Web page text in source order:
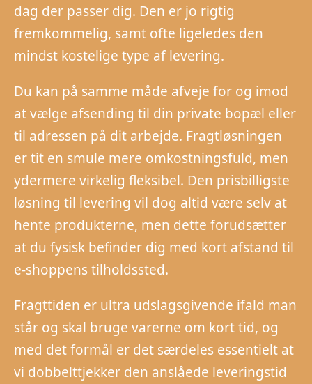
dag der passer dig. Den er jo rigtig
fremkommelig, samt ofte ligeledes den
mindst kostelige type af levering.
Du kan på samme måde afveje for og imod
at vælge afsending til din private bopæl eller
til adressen på dit arbejde. Fragtløsningen
er tit en smule mere omkostningsfuld, men
ydermere virkelig fleksibel. Den prisbilligste
løsning til levering vil dog altid være selv at
hente produkterne, men dette forudsætter
at du fysisk befinder dig med kort afstand til
e-shoppens tilholdssted.
Fragttiden er ultra udslagsgivende ifald man
står og skal bruge varerne om kort tid, og
med det formål er det særdeles essentielt at
vi dobbelttjekker den anslåede leveringstid